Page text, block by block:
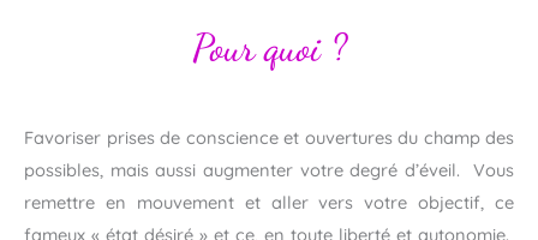
Pour quoi ?
Favoriser prises de conscience et ouvertures du champ des
possibles, mais aussi augmenter votre degré d’éveil. Vous
remettre en mouvement et aller vers votre objectif, ce
fameux « état désiré » et ce, en toute liberté et autonomie.